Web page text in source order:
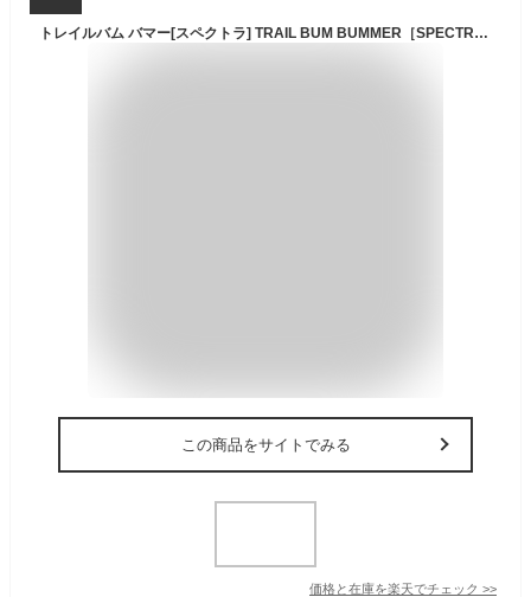
トレイルバム バマー[スペクトラ] TRAIL BUM BUMMER［SPECTRA］080021 ザック リュック バックパック 30L 登山 キャンプ アウトドア フェス 【正規品】
この商品をサイトでみる
価格と在庫を楽天でチェック >>